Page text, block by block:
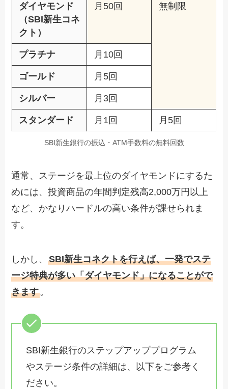
ダイヤモンド
（SBI新生コネ
クト）
月50回 無制限
プラチナ 月10回
ゴールド 月5回
シルバー 月3回
スタンダード 月1回 月5回
SBI新生銀行の振込・ATM手数料の無料回数
通常、ステージを最上位のダイヤモンドにするた
めには、投資商品の年間判定残高2,000万円以上
など、かなりハードルの高い条件が課せられま
す。
しかし、SBI新生コネクトを行えば、一発でステ
ージ特典が多い「ダイヤモンド」になることがで
きます。
SBI新生銀行のステップアッププログラム
やステージ条件の詳細は、以下をご参考く
ださい。